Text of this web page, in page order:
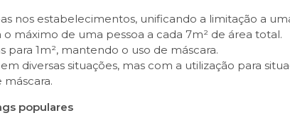
nos estabelecimentos, unificando a limitação a
máximo de uma pessoa a cada 7m² de área total.
1m², mantendo o uso de máscara.
diversas situações, mas com a utilização para
máscara.
populares